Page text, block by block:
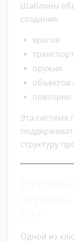
Шаблоны
создания:
врагов
оружия
объектов
повторно
Эта система
структуру
Одной из